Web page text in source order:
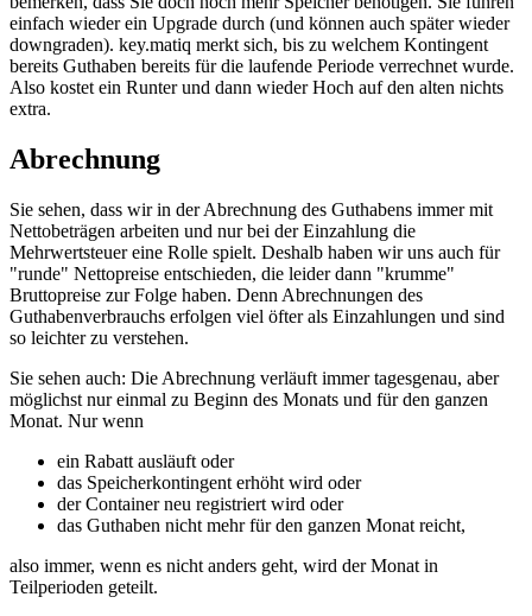
einfach wieder ein Upgrade durch (und können auch später wieder
downgraden). key.matiq merkt sich, bis zu welchem Kontingent
bereits Guthaben bereits für die laufende Periode verrechnet wurde.
Also kostet ein Runter und dann wieder Hoch auf den alten nichts
extra.
Abrechnung
Sie sehen, dass wir in der Abrechnung des Guthabens immer mit
Nettobeträgen arbeiten und nur bei der Einzahlung die
Mehrwertsteuer eine Rolle spielt. Deshalb haben wir uns auch für
"runde" Nettopreise entschieden, die leider dann "krumme"
Bruttopreise zur Folge haben. Denn Abrechnungen des
Guthabenverbrauchs erfolgen viel öfter als Einzahlungen und sind
so leichter zu verstehen.
Sie sehen auch: Die Abrechnung verläuft immer tagesgenau, aber
möglichst nur einmal zu Beginn des Monats und für den ganzen
Monat. Nur wenn
ein Rabatt ausläuft oder
das Speicherkontingent erhöht wird oder
der Container neu registriert wird oder
das Guthaben nicht mehr für den ganzen Monat reicht,
also immer, wenn es nicht anders geht, wird der Monat in
Teilperioden geteilt.